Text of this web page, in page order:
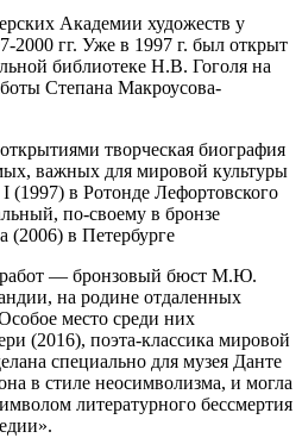
Академии художеств у
2000 гг. Уже в 1997 г. был открыт
библиотеке Н.В. Гоголя на
Степана Макроусова-
творческая биография
важных для мировой культуры
(1997) в Ротонде Лефортовского
по-своему в бронзе
в Петербурге
— бронзовый бюст М.Ю.
на родине отдаленных
место среди них
(2016), поэта-классика мировой
специально для музея Данте
в стиле неосимволизма, и могла
литературного бессмертия